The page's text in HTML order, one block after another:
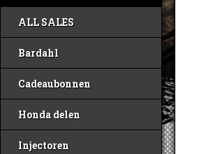
ALL SALES
Bardahl
Cadeaubonnen
Honda delen
Injectoren